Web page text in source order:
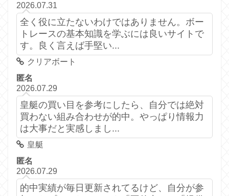
2026.07.31
全く役に立たないわけではありません。ボー
トレースの基本知識を学ぶには良いサイトで
す。良く言えば手堅い...
クリアボート
匿名
2026.07.29
皇艇の買い目を参考にしたら、自分では絶対
買わない組み合わせが的中。やっぱり情報力
は大事だと実感しまし...
皇艇
匿名
2026.07.29
的中実績が毎日更新されてるけど、自分が参